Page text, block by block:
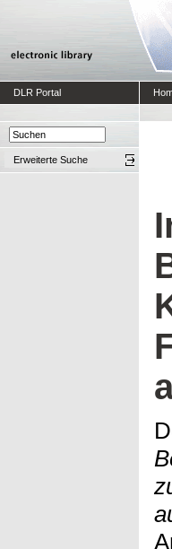
DLR Portal
Erweiterte Suche